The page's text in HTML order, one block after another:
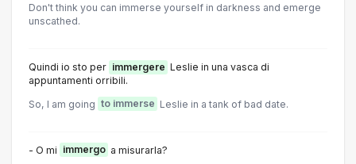
Don't think you can immerse yourself in darkness and emerge
unscathed.
Quindi io sto per immergere Leslie in una vasca di
appuntamenti orribili.
So, I am going to immerse Leslie in a tank of bad date.
- O mi immergo a misurarla?